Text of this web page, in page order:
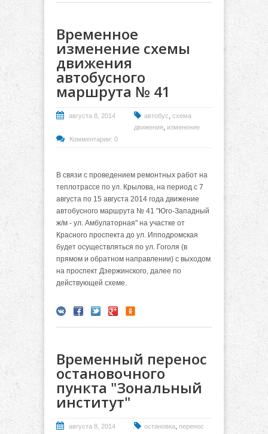
Временное
изменение схемы
движения
автобусного
маршрута № 41
августа 8, 2014 автобус, схема
движения, изменение
Комментарии: 0
В связи с проведением ремонтных работ на
теплотрассе по ул. Крылова, на период с 7
августа по 15 августа 2014 года движение
автобусного маршрута № 41 "Юго-Западный
ж/м - ул. Амбулаторная" на участке от
Красного проспекта до ул. Ипподромская
будет осуществляться по ул. Гоголя (в
прямом и обратном направлении) с выходом
на проспект Дзержинского, далее по
действующей схеме.
Временный перенос
остановочного
пункта "Зональный
институт"
августа 8, 2014 остановка
перенос